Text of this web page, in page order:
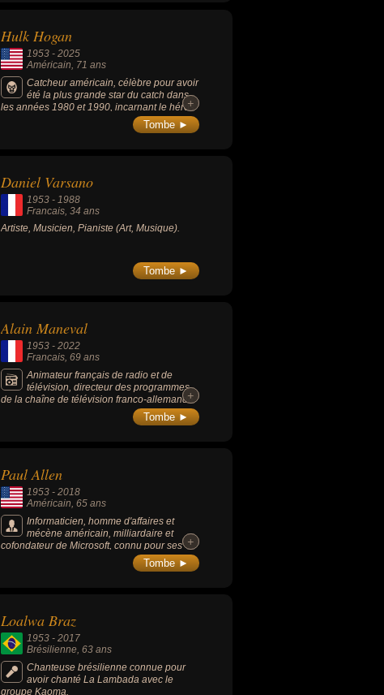
Hulk Hogan
1953 -2025
Américain , 71 ans
Catcheur américain, célèbre pour avoir
été la plus grande star du catch dans
les années 1980 et 1990, incarnant le héros
américain avec son look iconique et son
slogan "Hulkamania". Il a popularisé la WWE
culture.
+
+
Tombe ►
Daniel Varsano
1953 - 1988
Francais , 34 ans
Artiste, Musicien, Pianiste (Art, Musique).
Tombe ►
Alain Maneval
1953 -2022
Francais, 69 ans
Animateur français de radio et de
télévision, directeur des programmes
de la chaîne de télévision franco-allemande
Arte, passeur de musiques pop, rock et punk,
il a médiatisé à une époque sa séropositivité,
+
+
Tombe ►
Paul Allen
1953 -2018
Américain, 65 ans
Informaticien, homme d'affaires et
mécène américain, milliardaire et
cofondateur de Microsoft, connu pour ses
actions philanthropiques (à l’instar de Bill
Gates). En 2011, Paul Allen est considéré
+
+
Tombe ►
Loalwa Braz
1953 -2017
Brésilienne, 63 ans
Chanteuse brésilienne connue pour
avoir chanté La Lambada avec le
groupe Kaoma.